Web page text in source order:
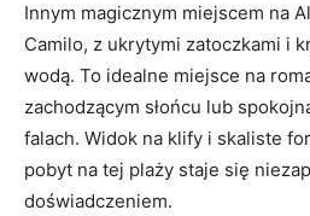
Innym magicznym miejscem na
Camilo, z ukrytymi zatoczkami i
wodą. To idealne miejsce na
zachodzącym słońcu lub
falach. Widok na klify i skaliste
pobyt na tej plaży staje się
doświadczeniem.